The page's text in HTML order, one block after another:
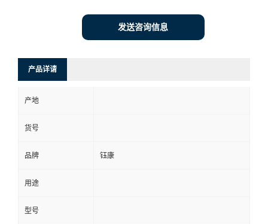
发送咨询信息
产品详请
产地
货号
品牌 钰康
用途
型号